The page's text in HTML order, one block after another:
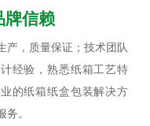
牌信赖
产，质量保证；技术团队
经验，熟悉纸箱工艺特
的纸箱纸盒包装解决方
。